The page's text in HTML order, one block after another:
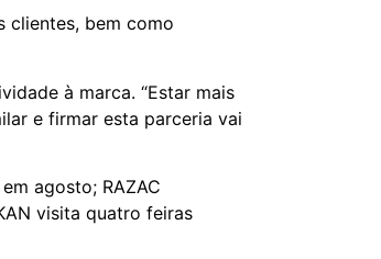
clientes, bem como
à marca. “Estar mais
e firmar esta parceria vai
agosto; RAZAC
visita quatro feiras